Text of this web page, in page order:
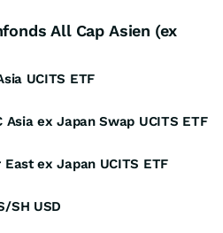
All Cap Asien (ex
UCITS ETF
Asia ex Japan Swap UCITS ETF
East ex Japan UCITS ETF
SH USD